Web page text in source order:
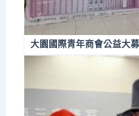
大園國際青年商會公益大